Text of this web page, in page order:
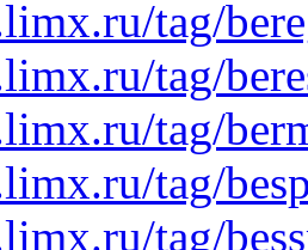
tag/
tag/
tag/
tag/
tag/